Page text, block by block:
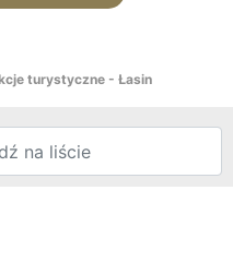
turystyczne - Łasin